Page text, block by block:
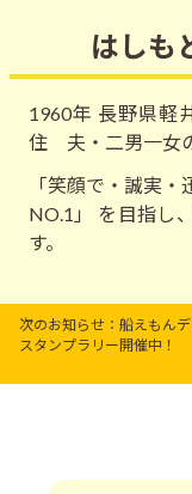
はしも
1960年 長野県軽
住 夫・二男一女
「笑顔で・誠実
NO.1」 を目指し
す。
次のお知らせ：船えもん
スタンプラリー開催中！